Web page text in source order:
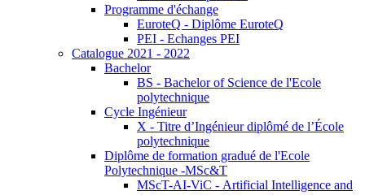
Programme d'échange
EuroteQ - Diplôme EuroteQ
PEI - Echanges PEI
Catalogue 2021 - 2022
Bachelor
BS - Bachelor of Science de l'Ecole
polytechnique
Cycle Ingénieur
X - Titre d’Ingénieur diplômé de l’École
polytechnique
Diplôme de formation gradué de l'Ecole
Polytechnique -MSc&T
MScT-AI-ViC - Artificial Intelligence and